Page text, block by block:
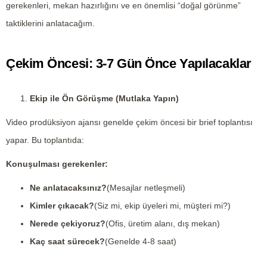
gerekenleri, mekan hazırlığını ve en önemlisi “doğal görünme”
taktiklerini anlatacağım.
Çekim Öncesi: 3-7 Gün Önce Yapılacaklar
Ekip ile Ön Görüşme (Mutlaka Yapın)
Video prodüksiyon ajansı genelde çekim öncesi bir brief toplantısı
yapar. Bu toplantıda:
Konuşulması gerekenler:
Ne anlatacaksınız?(Mesajlar netleşmeli)
Kimler çıkacak?(Siz mi, ekip üyeleri mi, müşteri mi?)
Nerede çekiyoruz?(Ofis, üretim alanı, dış mekan)
Kaç saat sürecek?(Genelde 4-8 saat)